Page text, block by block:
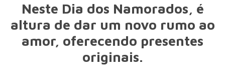
Neste Dia dos Namorados, é
altura de dar um novo rumo ao
amor, oferecendo presentes
originais.